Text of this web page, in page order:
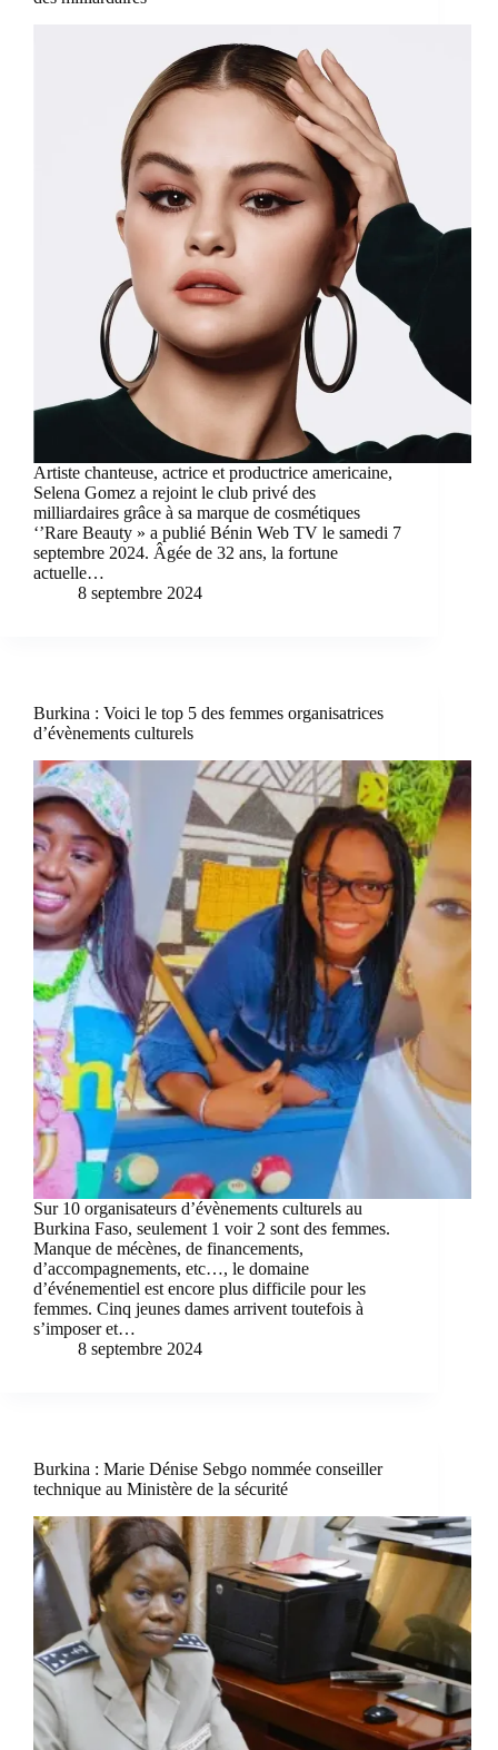
Artiste chanteuse, actrice et productrice americaine,
Selena Gomez a rejoint le club privé des
milliardaires grâce à sa marque de cosmétiques
‘’Rare Beauty » a publié Bénin Web TV le samedi 7
septembre 2024. Âgée de 32 ans, la fortune
actuelle…
8 septembre 2024
Burkina : Voici le top 5 des femmes organisatrices
d’évènements culturels
Sur 10 organisateurs d’évènements culturels au
Burkina Faso, seulement 1 voir 2 sont des femmes.
Manque de mécènes, de financements,
d’accompagnements, etc…, le domaine
d’événementiel est encore plus difficile pour les
femmes. Cinq jeunes dames arrivent toutefois à
s’imposer et…
8 septembre 2024
Burkina : Marie Dénise Sebgo nommée conseiller
technique au Ministère de la sécurité